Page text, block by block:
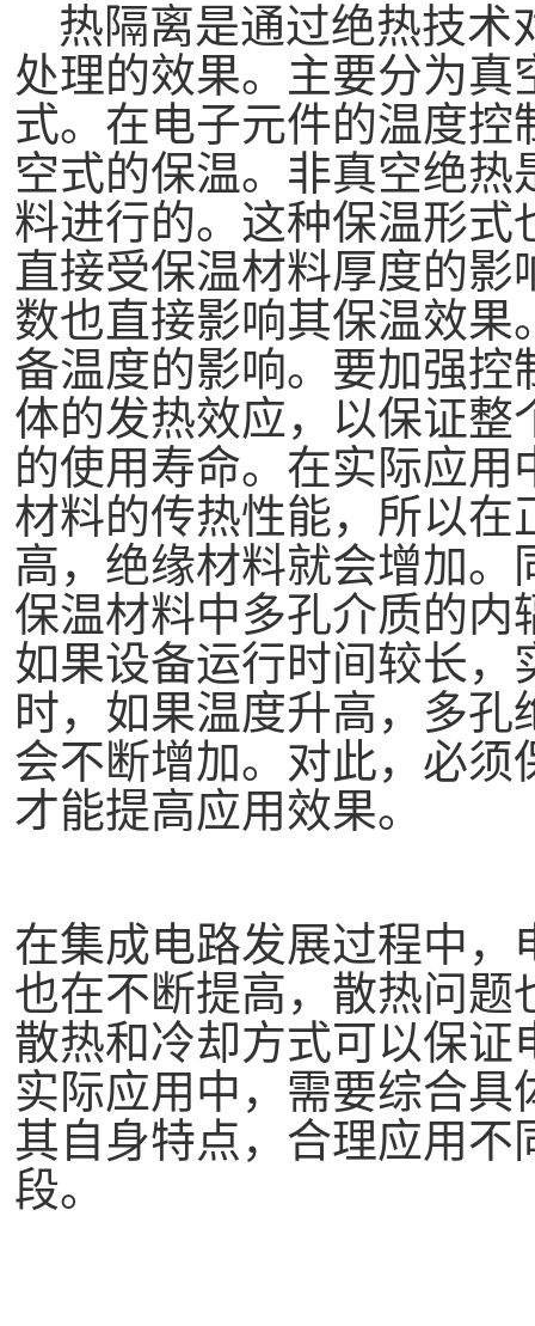
热隔离是通过绝热技术
处理的效果。主要分为真
式。在电子元件的温度
空式的保温。非真空绝
料进行的。这种保温形
直接受保温材料厚度的
数也直接影响其保温效
备温度的影响。要加强
体的发热效应，以保证
的使用寿命。在实际应
材料的传热性能，所以
高，绝缘材料就会增加
保温材料中多孔介质的
如果设备运行时间较长
时，如果温度升高，多
会不断增加。对此，必
才能提高应用效果。
在集成电路发展过程中
也在不断提高，散热问
散热和冷却方式可以保证
实际应用中，需要综合
其自身特点，合理应用不
段。